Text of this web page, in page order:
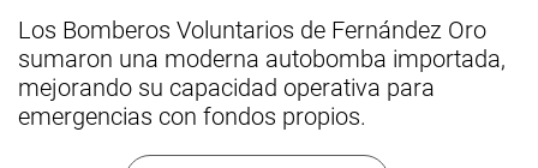
Los Bomberos Voluntarios de Fernández Oro
sumaron una moderna autobomba importada,
mejorando su capacidad operativa para
emergencias con fondos propios.